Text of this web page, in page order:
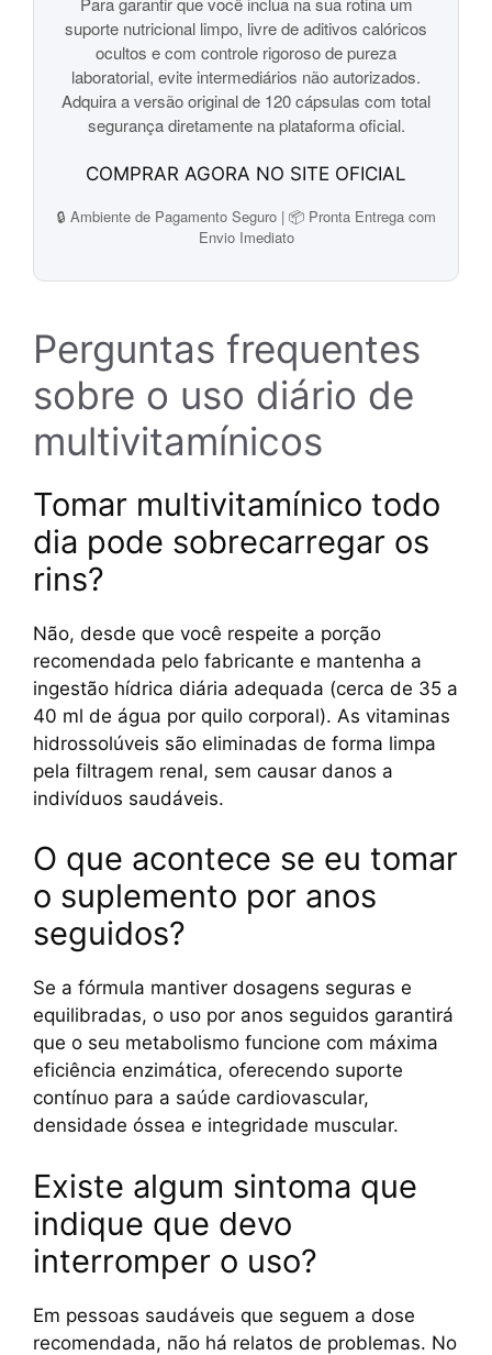
suporte nutricional limpo, livre de aditivos calóricos
ocultos e com controle rigoroso de pureza
laboratorial, evite intermediários não autorizados.
Adquira a versão original de 120 cápsulas com total
segurança diretamente na plataforma oficial.
COMPRAR AGORA NO SITE OFICIAL
🔒 Ambiente de Pagamento Seguro | 📦 Pronta Entrega com
Envio Imediato
Perguntas frequentes
sobre o uso diário de
multivitamínicos
Tomar multivitamínico todo
dia pode sobrecarregar os
rins?
Não, desde que você respeite a porção
recomendada pelo fabricante e mantenha a
ingestão hídrica diária adequada (cerca de 35 a
40 ml de água por quilo corporal). As vitaminas
hidrossolúveis são eliminadas de forma limpa
pela filtragem renal, sem causar danos a
indivíduos saudáveis.
O que acontece se eu tomar
o suplemento por anos
seguidos?
Se a fórmula mantiver dosagens seguras e
equilibradas, o uso por anos seguidos garantirá
que o seu metabolismo funcione com máxima
eficiência enzimática, oferecendo suporte
contínuo para a saúde cardiovascular,
densidade óssea e integridade muscular.
Existe algum sintoma que
indique que devo
interromper o uso?
Em pessoas saudáveis que seguem a dose
recomendada, não há relatos de problemas. No